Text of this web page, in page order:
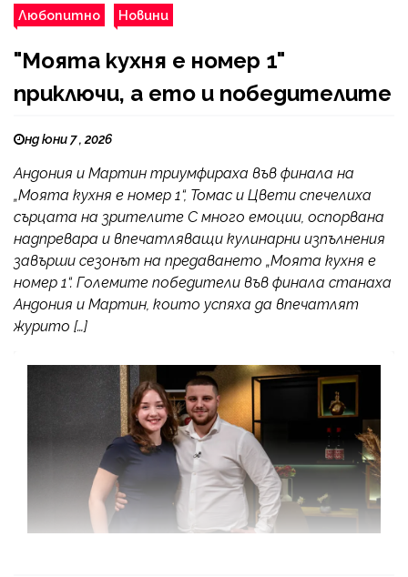
Любопитно Новини
"Моята кухня е номер 1"
приключи, а ето и победителите
нд юни 7 , 2026
Андония и Мартин триумфираха във финала на
„Моята кухня е номер 1“, Томас и Цвети спечелиха
сърцата на зрителите С много емоции, оспорвана
надпревара и впечатляващи кулинарни изпълнения
завърши сезонът на предаването „Моята кухня е
номер 1“. Големите победители във финала станаха
Андония и Мартин, които успяха да впечатлят
журито […]